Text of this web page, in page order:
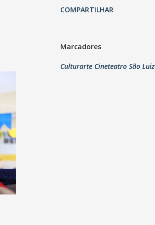
COMPARTILHAR
Marcadores
Culturarte Cineteatro São Luiz